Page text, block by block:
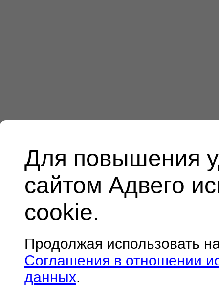
Для повышения
сайтом Адвего
cookie.
Продолжая использовать
Соглашения в отношении
данных.